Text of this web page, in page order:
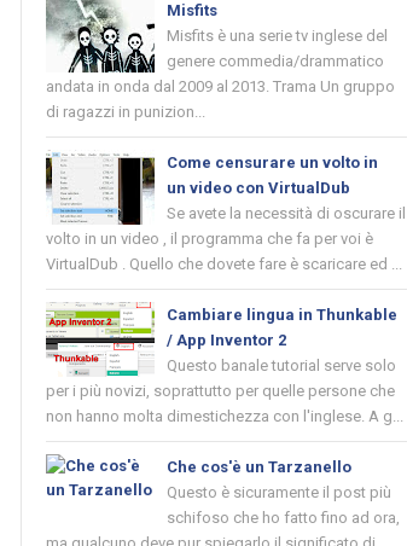
Misfits
Misfits è una serie tv inglese del
genere commedia/drammatico
andata in onda dal 2009 al 2013. Trama Un gruppo
di ragazzi in punizion...
Come censurare un volto in
un video con VirtualDub
Se avete la necessità di oscurare il
volto in un video , il programma che fa per voi è
VirtualDub . Quello che dovete fare è scaricare ed ...
Cambiare lingua in Thunkable
/ App Inventor 2
Questo banale tutorial serve solo
per i più novizi, soprattutto per quelle persone che
non hanno molta dimestichezza con l'inglese. A g...
Che cos'è un Tarzanello
Questo è sicuramente il post più
schifoso che ho fatto fino ad ora,